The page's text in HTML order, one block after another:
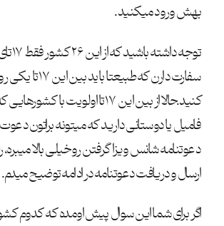
بهش ورود میکنید.
توجه
سفارت دارن که طبیعتا باید
کنید.حالا از بین این ۱۷ تا اولویت با
فامیل یا دوستانی دارید که میتونه براتون
دعوتنامه شانس ویزا گرفتن رو خیلی بالا میبره،
ارسال و دریافت دعوتنامه در ادامه توضیح میدم.
اگر برای شما این سوال پیش اومده که کدوم